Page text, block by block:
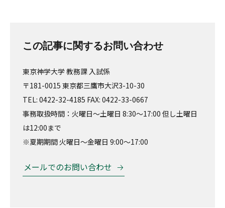
この記事に関するお問い合わせ
東京神学大学 教務課 入試係
〒181-0015 東京都三鷹市大沢3-10-30
TEL: 0422-32-4185 FAX: 0422-33-0667
事務取扱時間：火曜日～土曜日 8:30～17:00 但し土曜日
は12:00まで
※夏期期間 火曜日～金曜日 9:00～17:00
メールでのお問い合わせ